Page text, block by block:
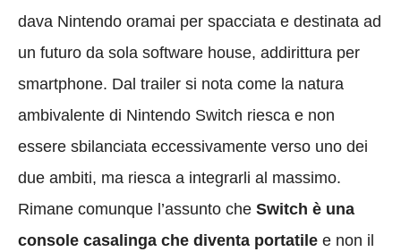
dava Nintendo oramai per spacciata e destinata ad
un futuro da sola software house, addirittura per
smartphone. Dal trailer si nota come la natura
ambivalente di Nintendo Switch riesca e non
essere sbilanciata eccessivamente verso uno dei
due ambiti, ma riesca a integrarli al massimo.
Rimane comunque l’assunto che Switch è una
console casalinga che diventa portatile e non il